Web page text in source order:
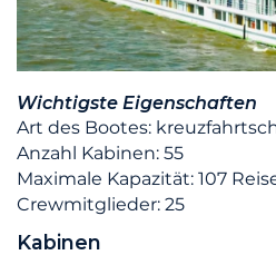
Wichtigste Eigenschaften
Art des Bootes:
Anzahl Kabinen: 55
Maximale Kapazität: 107
Crewmitglieder: 25
Kabinen